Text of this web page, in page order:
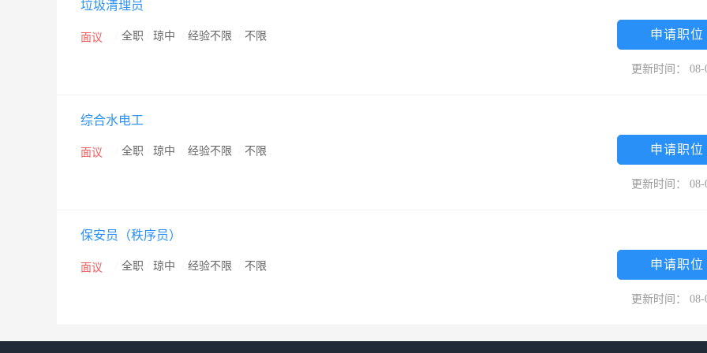
垃圾清理员
面议 全职 琼中 经验不限 不限 申请职位
更新时间： 08-
综合水电工
面议 全职 琼中 经验不限 不限 申请职位
更新时间： 08-
保安员（秩序员）
面议 全职 琼中 经验不限 不限 申请职位
更新时间： 08-